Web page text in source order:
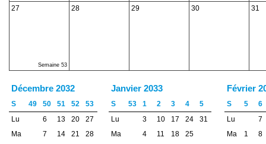
27
Semaine 53
28 29 30 31
Décembre 2032
S 49 50 51 52
53
Lu
6 13 20
27
Ma
7 14 21
28
Janvier 2033
S 53 1 2 3 4
5
Lu
3 10 17 24
31
Ma
4 11 18
25
Février
S 5
6
Lu
7
Ma
1
8